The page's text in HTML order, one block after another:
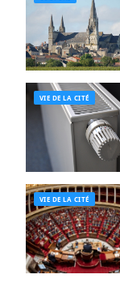
VIE DE LA CITÉ
VIE DE LA CITÉ